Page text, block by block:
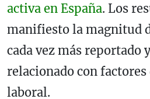
activa en España. Los
manifiesto la magnitud
cada vez más reportado
relacionado con
laboral.